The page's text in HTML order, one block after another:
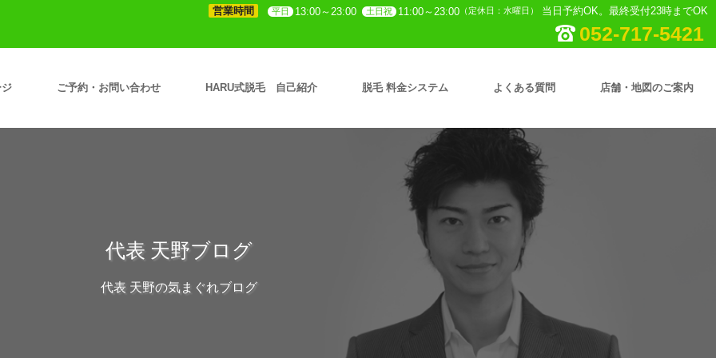
営業時間 平日 13:00～23:00 土日祝 11:00～23:00 （定休日：水曜日） 当日予約OK。最終受付23時までOK
052-717-5421
ご予約・お問い合わせ HARU式脱毛 自己紹介 脱毛 料金システム よくある質問 店舗・地図のご案内
代表 天野ブログ
代表 天野の気まぐれブログ